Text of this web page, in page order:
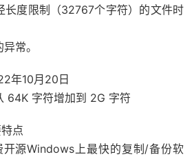
长度限制（32767个字符）的文件时
常。
年10月20日
64K 字符增加到 2G 字符
点
源Windows上最快的复制/备份软